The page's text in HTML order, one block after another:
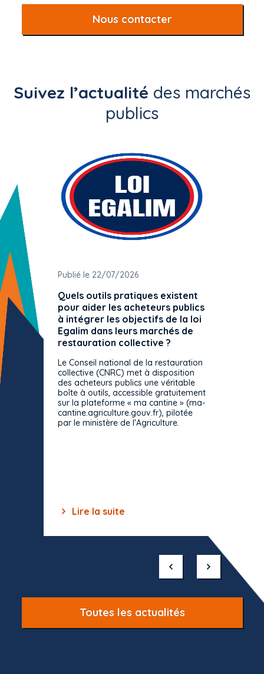
Nous contacter
Suivez l’actualité des marchés
publics
Publié le 22/07/2026
Quels outils pratiques existent
pour aider les acheteurs publics
à intégrer les objectifs de la loi
Egalim dans leurs marchés de
restauration collective ?
Le Conseil national de la restauration
collective (CNRC) met à disposition
des acheteurs publics une véritable
boîte à outils, accessible gratuitement
sur la plateforme « ma cantine » (ma-
cantine.agriculture.gouv.fr), pilotée
par le ministère de l'Agriculture.
Lire la suite
Toutes les actualités